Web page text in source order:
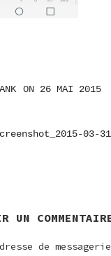
ON 26 MAI 2015
03-
UN
de